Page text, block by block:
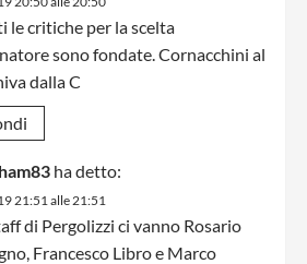
le critiche per la scelta
sono fondate. Cornacchini al
dalla C
ha detto:
21:51 alle 21:51
di Pergolizzi ci vanno Rosario
Francesco Libro e Marco